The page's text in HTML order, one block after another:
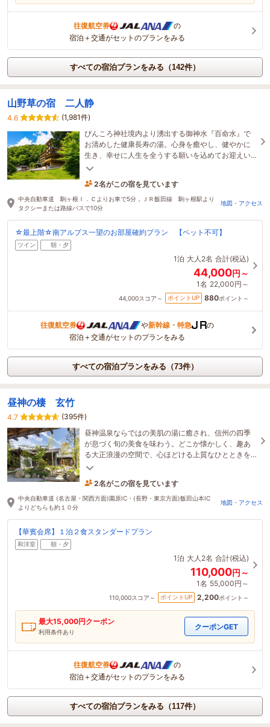
往復航空券
の
宿泊＋交通がセットのプランをみる
すべての宿泊プランをみる（142件）
山野草の宿 二人静
4.6
(1,981件)
ぴんころ神社境内より湧出する御神水『百命水』で
お清めした健康長寿の湯。心身を癒やし、健やかに
生き、幸せに人生を全うする願いを込めてお迎えい
たします。
9時間前に予約されました
中央自動車道 駒ヶ根Ｉ．Ｃよりお車で5分，ＪＲ飯田線 駒ヶ根駅より
タクシーまたは路線バスで10分
地図・アクセス
☆最上階☆南アルプス一望のお部屋確約プラン 【ペット不可】
ツイン 朝・夕
1泊 大人2名 合計(税込)
44,000円～
1名 22,000円～
44,000スコア～ ポイントUP 880ポイント～
往復航空券 や新幹線・特急
の
宿泊＋交通がセットのプランをみる
すべての宿泊プランをみる（73件）
昼神の棲 玄竹
4.7
(395件)
昼神温泉ならではの美肌の湯に癒され、信州の四季
が息づく旬の美食を味わう。どこか懐かしく、趣あ
る大正浪漫の空間で、心ほどける上質なひとときを
お過ごしください。
12時間前に予約されました
中央自動車道 (名古屋・関西方面)園原IC・(長野・東京方面)飯田山本IC
よりどちらも約１０分
地図・アクセス
【華賓会席】１泊２食スタンダードプラン
和洋室 朝・夕
1泊 大人2名 合計(税込)
110,000円～
1名 55,000円～
110,000スコア～ ポイントUP 2,200ポイント～
最大15,000円クーポン
利用条件あり
クーポンGET
往復航空券
の
宿泊＋交通がセットのプランをみる
すべての宿泊プランをみる（117件）